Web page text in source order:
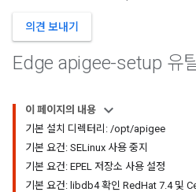
의견 보내기
Edge apigee-setup 유
이 페이지의 내용
기본 설치 디렉터리: /opt/apigee
기본 요건: SELinux 사용 중지
기본 요건: EPEL 저장소 사용 설정
기본 요건: libdb4 확인 RedHat 7.4 및